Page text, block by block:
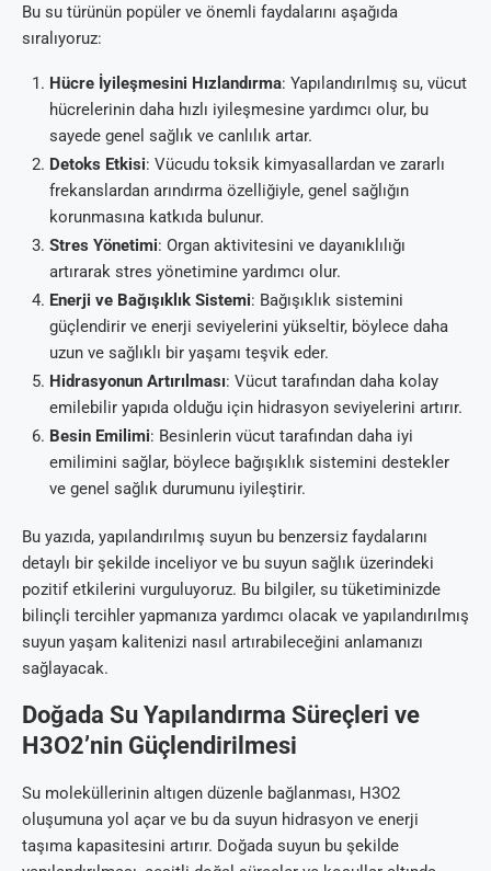
Bu su türünün popüler ve önemli faydalarını aşağıda
sıralıyoruz:
Hücre İyileşmesini Hızlandırma: Yapılandırılmış su, vücut
hücrelerinin daha hızlı iyileşmesine yardımcı olur, bu
sayede genel sağlık ve canlılık artar.
Detoks Etkisi: Vücudu toksik kimyasallardan ve zararlı
frekanslardan arındırma özelliğiyle, genel sağlığın
korunmasına katkıda bulunur.
Stres Yönetimi: Organ aktivitesini ve dayanıklılığı
artırarak stres yönetimine yardımcı olur.
Enerji ve Bağışıklık Sistemi: Bağışıklık sistemini
güçlendirir ve enerji seviyelerini yükseltir, böylece daha
uzun ve sağlıklı bir yaşamı teşvik eder.
Hidrasyonun Artırılması: Vücut tarafından daha kolay
emilebilir yapıda olduğu için hidrasyon seviyelerini artırır.
Besin Emilimi: Besinlerin vücut tarafından daha iyi
emilimini sağlar, böylece bağışıklık sistemini destekler
ve genel sağlık durumunu iyileştirir.
Bu yazıda, yapılandırılmış suyun bu benzersiz faydalarını
detaylı bir şekilde inceliyor ve bu suyun sağlık üzerindeki
pozitif etkilerini vurguluyoruz. Bu bilgiler, su tüketiminizde
bilinçli tercihler yapmanıza yardımcı olacak ve yapılandırılmış
suyun yaşam kalitenizi nasıl artırabileceğini anlamanızı
sağlayacak.
Doğada Su Yapılandırma Süreçleri ve
H3O2’nin Güçlendirilmesi
Su moleküllerinin altıgen düzenle bağlanması, H3O2
oluşumuna yol açar ve bu da suyun hidrasyon ve enerji
taşıma kapasitesini artırır. Doğada suyun bu şekilde